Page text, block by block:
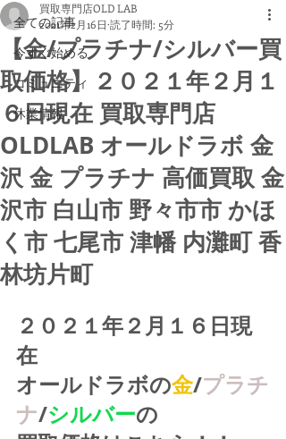
全ての記事
今すぐ始める
コミュニティ
休業情報
【金/プラチナ/シルバー買
取価格】２０２１年２月１
６日現在 買取専門店
OLDLAB オールドラボ 金
沢 金 プラチナ 高価買取 金
沢市 白山市 野々市市 かほ
く市 七尾市 津幡 内灘町 香
林坊片町
買取専門店OLD LAB
2021年2月16日 読了時間: 5分
２０２１年２月１６日現
在
オールドラボの金/プラチ
ナ/シルバーの